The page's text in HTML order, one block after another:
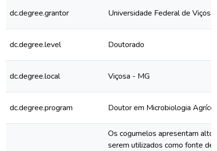
dc.degree.grantor Universidade Federal de Viçosa
dc.degree.level Doutorado
dc.degree.local Viçosa - MG
dc.degree.program Doutor em Microbiologia
Os cogumelos apresentam alto
serem utilizados como fonte de